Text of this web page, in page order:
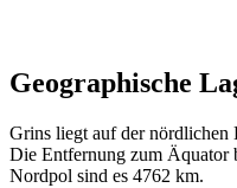
Geographische
Grins liegt auf der nördlichen
Die Entfernung zum Äquator
Nordpol sind es 4762 km.